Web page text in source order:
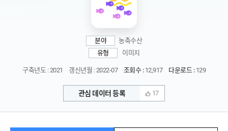
AI 개발지원
분야
농축수산
유형
이미지
구축년도 : 2021 갱신년월 : 2022-07 조회수 :12,917 다운로드 :129
관심 데이터 등록 17